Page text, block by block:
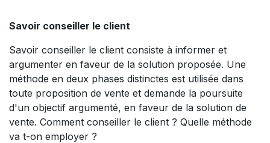
Savoir conseiller le client
Savoir conseiller le client consiste à informer et
argumenter en faveur de la solution proposée. Une
méthode en deux phases distinctes est utilisée dans
toute proposition de vente et demande la poursuite
d'un objectif argumenté, en faveur de la solution de
vente. Comment conseiller le client ? Quelle méthode
va t-on employer ?